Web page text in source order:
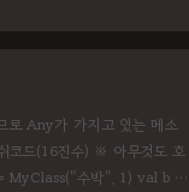
로 Any가 가지고 있는 메소
코드(16진수) ※ 아무것도 호
MyClass("수박", 1) val b =